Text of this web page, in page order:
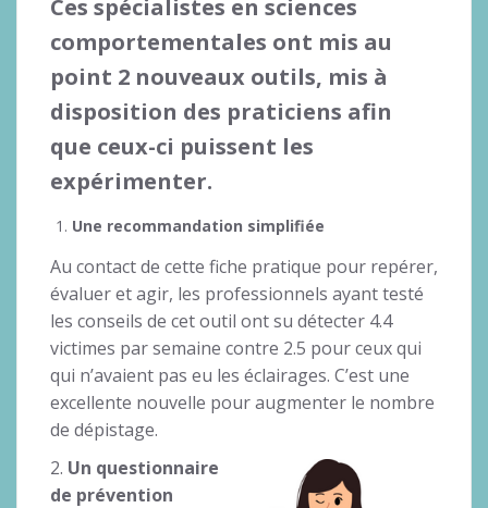
Ces spécialistes en sciences
comportementales ont mis au
point 2 nouveaux outils, mis à
disposition des praticiens afin
que ceux-ci puissent les
expérimenter.
Une recommandation simplifiée
Au contact de cette fiche pratique pour repérer,
évaluer et agir, les professionnels ayant testé
les conseils de cet outil ont su détecter 4.4
victimes par semaine contre 2.5 pour ceux qui
qui n’avaient pas eu les éclairages. C’est une
excellente nouvelle pour augmenter le nombre
de dépistage.
2. Un questionnaire
de prévention